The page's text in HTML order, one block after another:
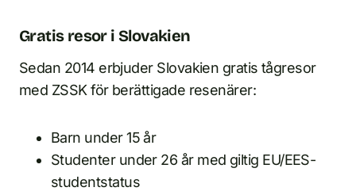
Gratis resor i Slovakien
Sedan 2014 erbjuder Slovakien gratis tågresor
med ZSSK för berättigade resenärer:
Barn under 15 år
Studenter under 26 år med giltig EU/EES-
studentstatus